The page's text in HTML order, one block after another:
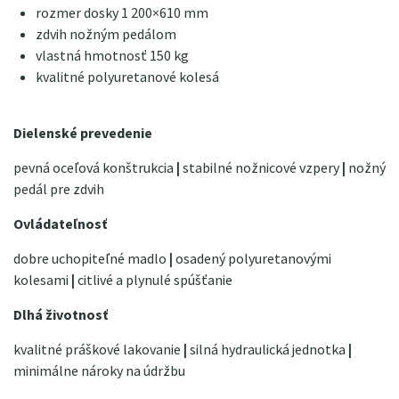
rozmer dosky 1 200×610 mm
zdvih nožným pedálom
vlastná hmotnosť 150 kg
kvalitné polyuretanové kolesá
Dielenské prevedenie
pevná oceľová konštrukcia |stabilné nožnicové vzpery| nožný
pedál pre zdvih
Ovládateľnosť
dobre uchopiteľné madlo |osadený polyuretanovými
kolesami |citlivé a plynulé spúšťanie
Dlhá životnosť
kvalitné práškové lakovanie |silná hydraulická jednotka |
minimálne nároky na údržbu